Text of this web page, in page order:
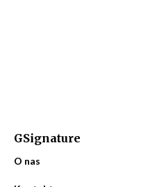
GSignature
O nas